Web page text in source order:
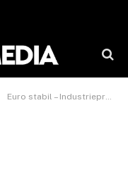
Euro stabil – Industrieproduktionsdaten im Fokus